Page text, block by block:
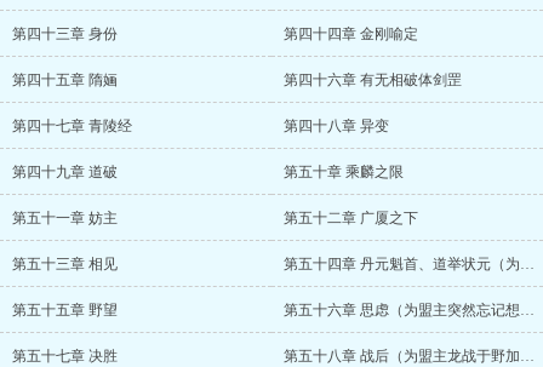
第四十三章 身份 第四十四章 金刚喻定
第四十五章 隋婳 第四十六章 有无相破体剑罡
第四十七章 青陵经 第四十八章 异变
第四十九章 道破 第五十章 乘麟之限
第五十一章 妨主 第五十二章 广厦之下
第五十三章 相见 第五十四章 丹元魁首、道举状元（为盟主无始即为无终加更）
第五十五章 野望 第五十六章 思虑（为盟主突然忘记想起的名字加更）
第五十七章 决胜 第五十八章 战后（为盟主龙战于野加更）